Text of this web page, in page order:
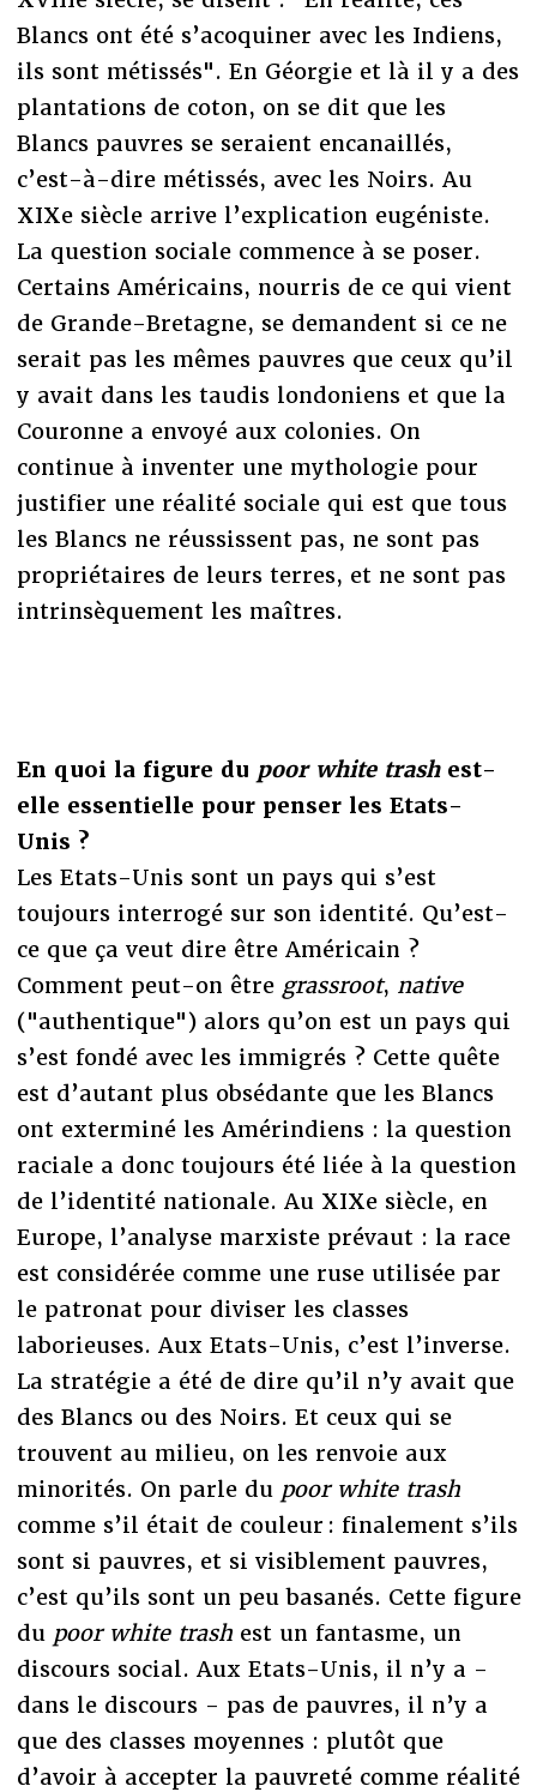
Blancs ont été s’acoquiner avec les Indiens,
ils sont métissés". En Géorgie et là il y a des
plantations de coton, on se dit que les
Blancs pauvres se seraient encanaillés,
c’est-à-dire métissés, avec les Noirs. Au
XIXe siècle arrive l’explication eugéniste.
La question sociale commence à se poser.
Certains Américains, nourris de ce qui vient
de Grande-Bretagne, se demandent si ce ne
serait pas les mêmes pauvres que ceux qu’il
y avait dans les taudis londoniens et que la
Couronne a envoyé aux colonies. On
continue à inventer une mythologie pour
justifier une réalité sociale qui est que tous
les Blancs ne réussissent pas, ne sont pas
propriétaires de leurs terres, et ne sont pas
intrinsèquement les maîtres.
En quoi la figure du poor white trash est-
elle essentielle pour penser les Etats-
Unis ?
Les Etats-Unis sont un pays qui s’est
toujours interrogé sur son identité. Qu’est-
ce que ça veut dire être Américain ?
Comment peut-on être grassroot, native
("authentique") alors qu’on est un pays qui
s’est fondé avec les immigrés ? Cette quête
est d’autant plus obsédante que les Blancs
ont exterminé les Amérindiens : la question
raciale a donc toujours été liée à la question
de l’identité nationale. Au XIXe siècle, en
Europe, l’analyse marxiste prévaut : la race
est considérée comme une ruse utilisée par
le patronat pour diviser les classes
laborieuses. Aux Etats-Unis, c’est l’inverse.
La stratégie a été de dire qu’il n’y avait que
des Blancs ou des Noirs. Et ceux qui se
trouvent au milieu, on les renvoie aux
minorités. On parle du poor white trash
comme s’il était de couleur : finalement s’ils
sont si pauvres, et si visiblement pauvres,
c’est qu’ils sont un peu basanés. Cette figure
du poor white trashest un fantasme, un
discours social. Aux Etats-Unis, il n’y a -
dans le discours - pas de pauvres, il n’y a
que des classes moyennes : plutôt que
d’avoir à accepter la pauvreté comme réalité